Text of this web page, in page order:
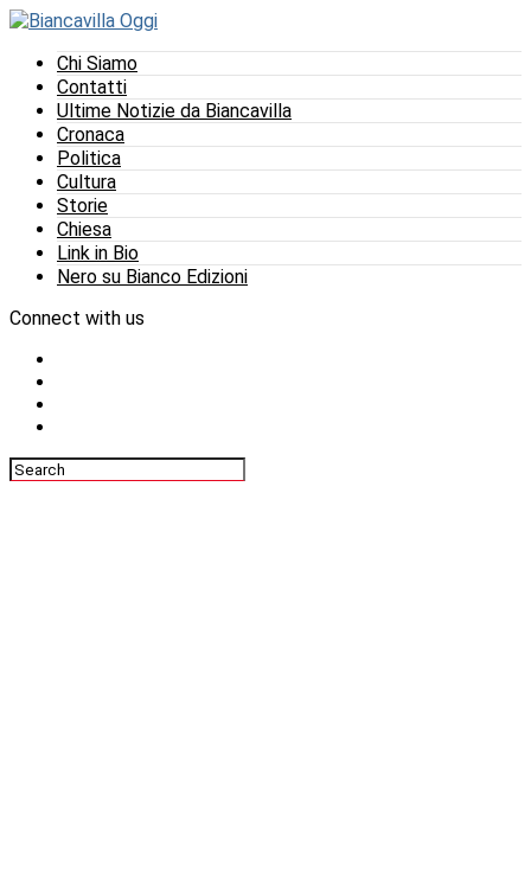
Chi Siamo
Contatti
Ultime Notizie da Biancavilla
Cronaca
Politica
Cultura
Storie
Chiesa
Link in Bio
Nero su Bianco Edizioni
Connect with us